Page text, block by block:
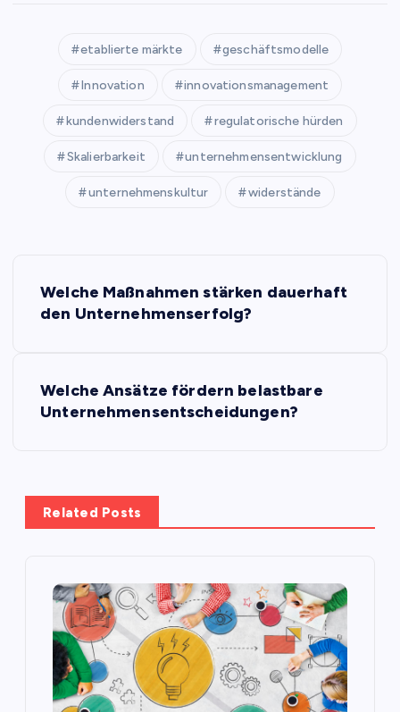
etablierte märkte geschäftsmodelle
Innovation innovationsmanagement
kundenwiderstand regulatorische hürden
Skalierbarkeit unternehmensentwicklung
unternehmenskultur widerstände
a
v
Welche Maßnahmen stärken dauerhaft
den Unternehmenserfolg?
Welche Ansätze fördern belastbare
Unternehmensentscheidungen?
Related Posts